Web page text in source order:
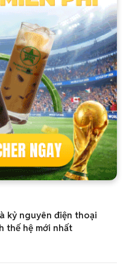
kỷ nguyên điện thoại
thế hệ mới nhất